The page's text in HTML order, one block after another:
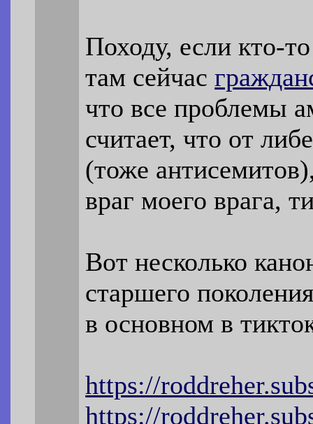
Походу, если кто-
там сейчас
что все проблемы
считает, что от
(тоже
враг моего врага,
Вот несколько
старшего
в основном в
https://
https://